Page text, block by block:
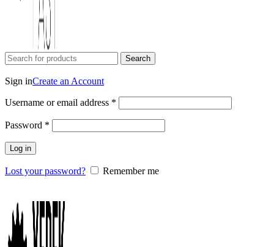
Search
Sign inCreate an Account
Username or email address *
Password *
Log in
Lost your password?
Remember me